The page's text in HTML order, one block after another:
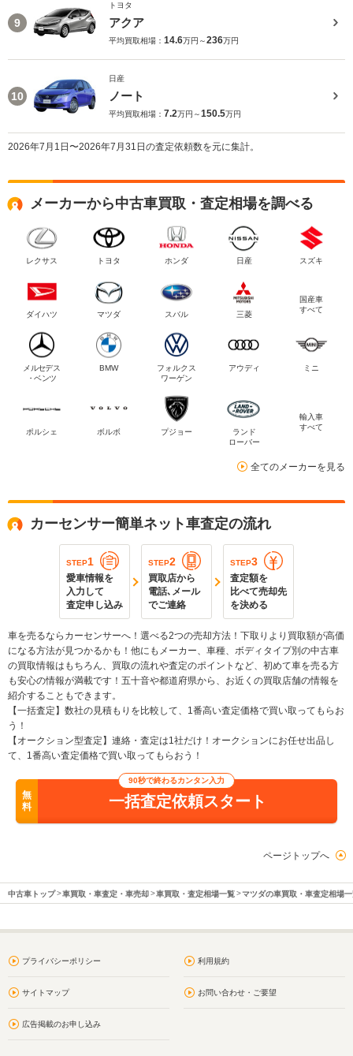
9
トヨタ
アクア
平均買取相場： 14.6万円～236万円
10
日産
ノート
平均買取相場： 7.2万円～150.5万円
2026年7月1日〜2026年7月31日の査定依頼数を元に集計。
メーカーから中古車買取・査定相場を調べる
レクサス トヨタ ホンダ 日産 スズキ
ダイハツ マツダ スバル 三菱
国産車
すべて
メルセデス
・ベンツ
BMW
フォルクス
ワーゲン
アウディ ミニ
ポルシェ ボルボ プジョー
ランド
ローバー
輸入車
すべて
全てのメーカーを見る
カーセンサー簡単ネット車査定の流れ
STEP1
愛車情報を
入力して
査定申し込み
STEP2
買取店から
電話､メール
でご連絡
STEP3
査定額を
比べて売却先
を決める
車を売るならカーセンサーへ！選べる2つの売却方法！下取りより買取額が高価
になる方法が見つかるかも！他にもメーカー、車種、ボディタイプ別の中古車
の買取情報はもちろん、買取の流れや査定のポイントなど、初めて車を売る方
も安心の情報が満載です！五十音や都道府県から、お近くの買取店舗の情報を
紹介することもできます。
【一括査定】数社の見積もりを比較して、1番高い査定価格で買い取ってもらお
う！
【オークション型査定】連絡・査定は1社だけ！オークションにお任せ出品し
て、1番高い査定価格で買い取ってもらおう！
無
料
90秒で終わるカンタン入力
一括査定依頼スタート
ページトップへ
中古車トップ 車買取・車査定・車売却 車買取・査定相場一覧 マツダの車買取・車査定相場
プライバシーポリシー 利用規約
サイトマップ お問い合わせ・ご要望
広告掲載のお申し込み